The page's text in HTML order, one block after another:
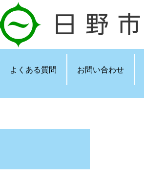
よくある質問 お問い合わせ